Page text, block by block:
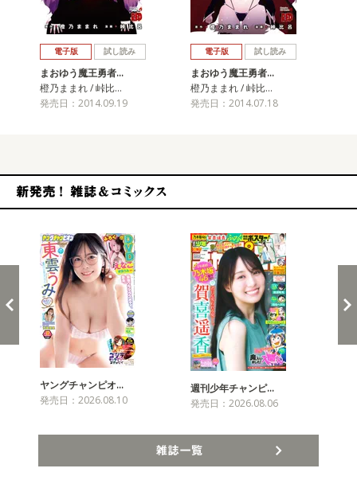
電子版 試し読み
まおゆう魔王勇者…
橙乃ままれ / 峠比…
発売日：2014.09.19
電子版 試し読み
まおゆう魔王勇者…
橙乃ままれ / 峠比…
発売日：2014.07.18
ヤングチャンピオ…
発売日：2026.08.10
週刊少年チャンピ…
発売日：2026.08.06